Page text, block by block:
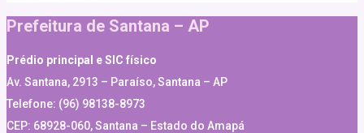
Prefeitura de Santana – AP
Prédio principal e SIC físico
Av. Santana, 2913 – Paraíso, Santana – AP
Telefone: (96) 98138-8973
CEP: 68928-060, Santana – Estado do Amapá